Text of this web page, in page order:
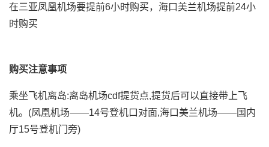
在三亚凤凰机场要提前6小时购买，海口美兰机场提前24小
时购买
购买注意事项
乘坐飞机离岛:离岛机场cdf提货点,提货后可以直接带上飞
机。(凤凰机场——14号登机口对面,海口美兰机场——国内
厅15号登机门旁)